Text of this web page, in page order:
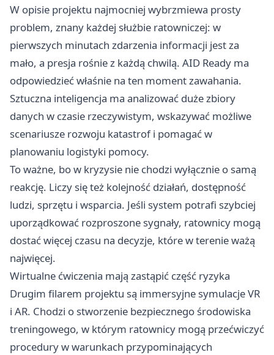
W opisie projektu najmocniej wybrzmiewa prosty
problem, znany każdej służbie ratowniczej: w
pierwszych minutach zdarzenia informacji jest za
mało, a presja rośnie z każdą chwilą. AID Ready ma
odpowiedzieć właśnie na ten moment zawahania.
Sztuczna inteligencja ma analizować duże zbiory
danych w czasie rzeczywistym, wskazywać możliwe
scenariusze rozwoju katastrof i pomagać w
planowaniu logistyki pomocy.
To ważne, bo w kryzysie nie chodzi wyłącznie o samą
reakcję. Liczy się też kolejność działań, dostępność
ludzi, sprzętu i wsparcia. Jeśli system potrafi szybciej
uporządkować rozproszone sygnały, ratownicy mogą
dostać więcej czasu na decyzje, które w terenie ważą
najwięcej.
Wirtualne ćwiczenia mają zastąpić część ryzyka
Drugim filarem projektu są immersyjne symulacje VR
i AR. Chodzi o stworzenie bezpiecznego środowiska
treningowego, w którym ratownicy mogą przećwiczyć
procedury w warunkach przypominających